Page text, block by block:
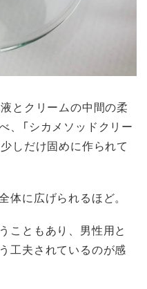
とクリームの中間の柔
、「シカメソッドクリー
しだけ固めに作られて
体に広げられるほど。
こともあり、男性用と
工夫されているのが感